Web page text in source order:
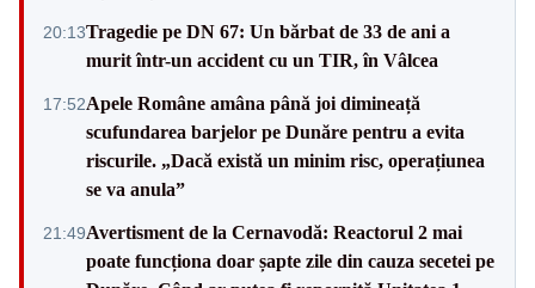
20:13Tragedie pe DN 67: Un bărbat de 33 de ani a
murit într-un accident cu un TIR, în Vâlcea
17:52Apele Române amâna până joi dimineață
scufundarea barjelor pe Dunăre pentru a evita
riscurile. „Dacă există un minim risc, operațiunea
se va anula”
21:49Avertisment de la Cernavodă: Reactorul 2 mai
poate funcționa doar șapte zile din cauza secetei pe